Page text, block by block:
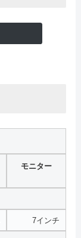
モニター
7インチ